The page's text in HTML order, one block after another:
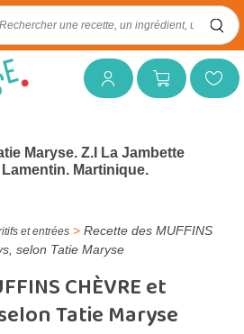
Mon compteMon panierMes favoris
:
Maryse. Z.I La Jambette
Martinique.
et entrées > Recette des MUFFINS
selon Tatie Maryse
CHÈVRE et
Tatie Maryse